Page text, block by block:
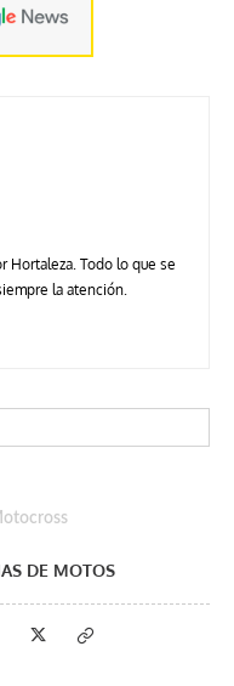
Hortaleza. Todo lo que se
la atención.
DE MOTOS